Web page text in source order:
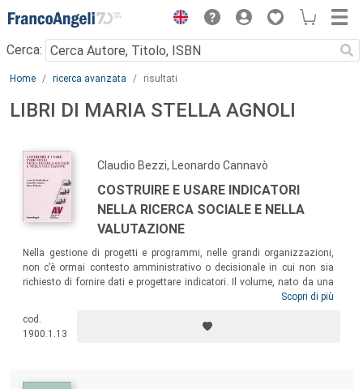
Menu
Cerca:
Main content
Home ricerca avanzata risultati
LIBRI DI MARIA STELLA AGNOLI
Claudio Bezzi, Leonardo Cannavò
COSTRUIRE E USARE INDICATORI
NELLA RICERCA SOCIALE E NELLA
VALUTAZIONE
Nella gestione di progetti e programmi, nelle grandi organizzazioni,
non c’è ormai contesto amministrativo o decisionale in cui non sia
richiesto di fornire dati e progettare indicatori. Il volume, nato da una
giornata di studio tenutasi a Roma fra sociologi ed economisti,
chiaramente collegato all’oggetto da monitorare o valutare,
adeguatamente argomentato e non improvvisato.
Scopri di più
cod.
1900.1.13